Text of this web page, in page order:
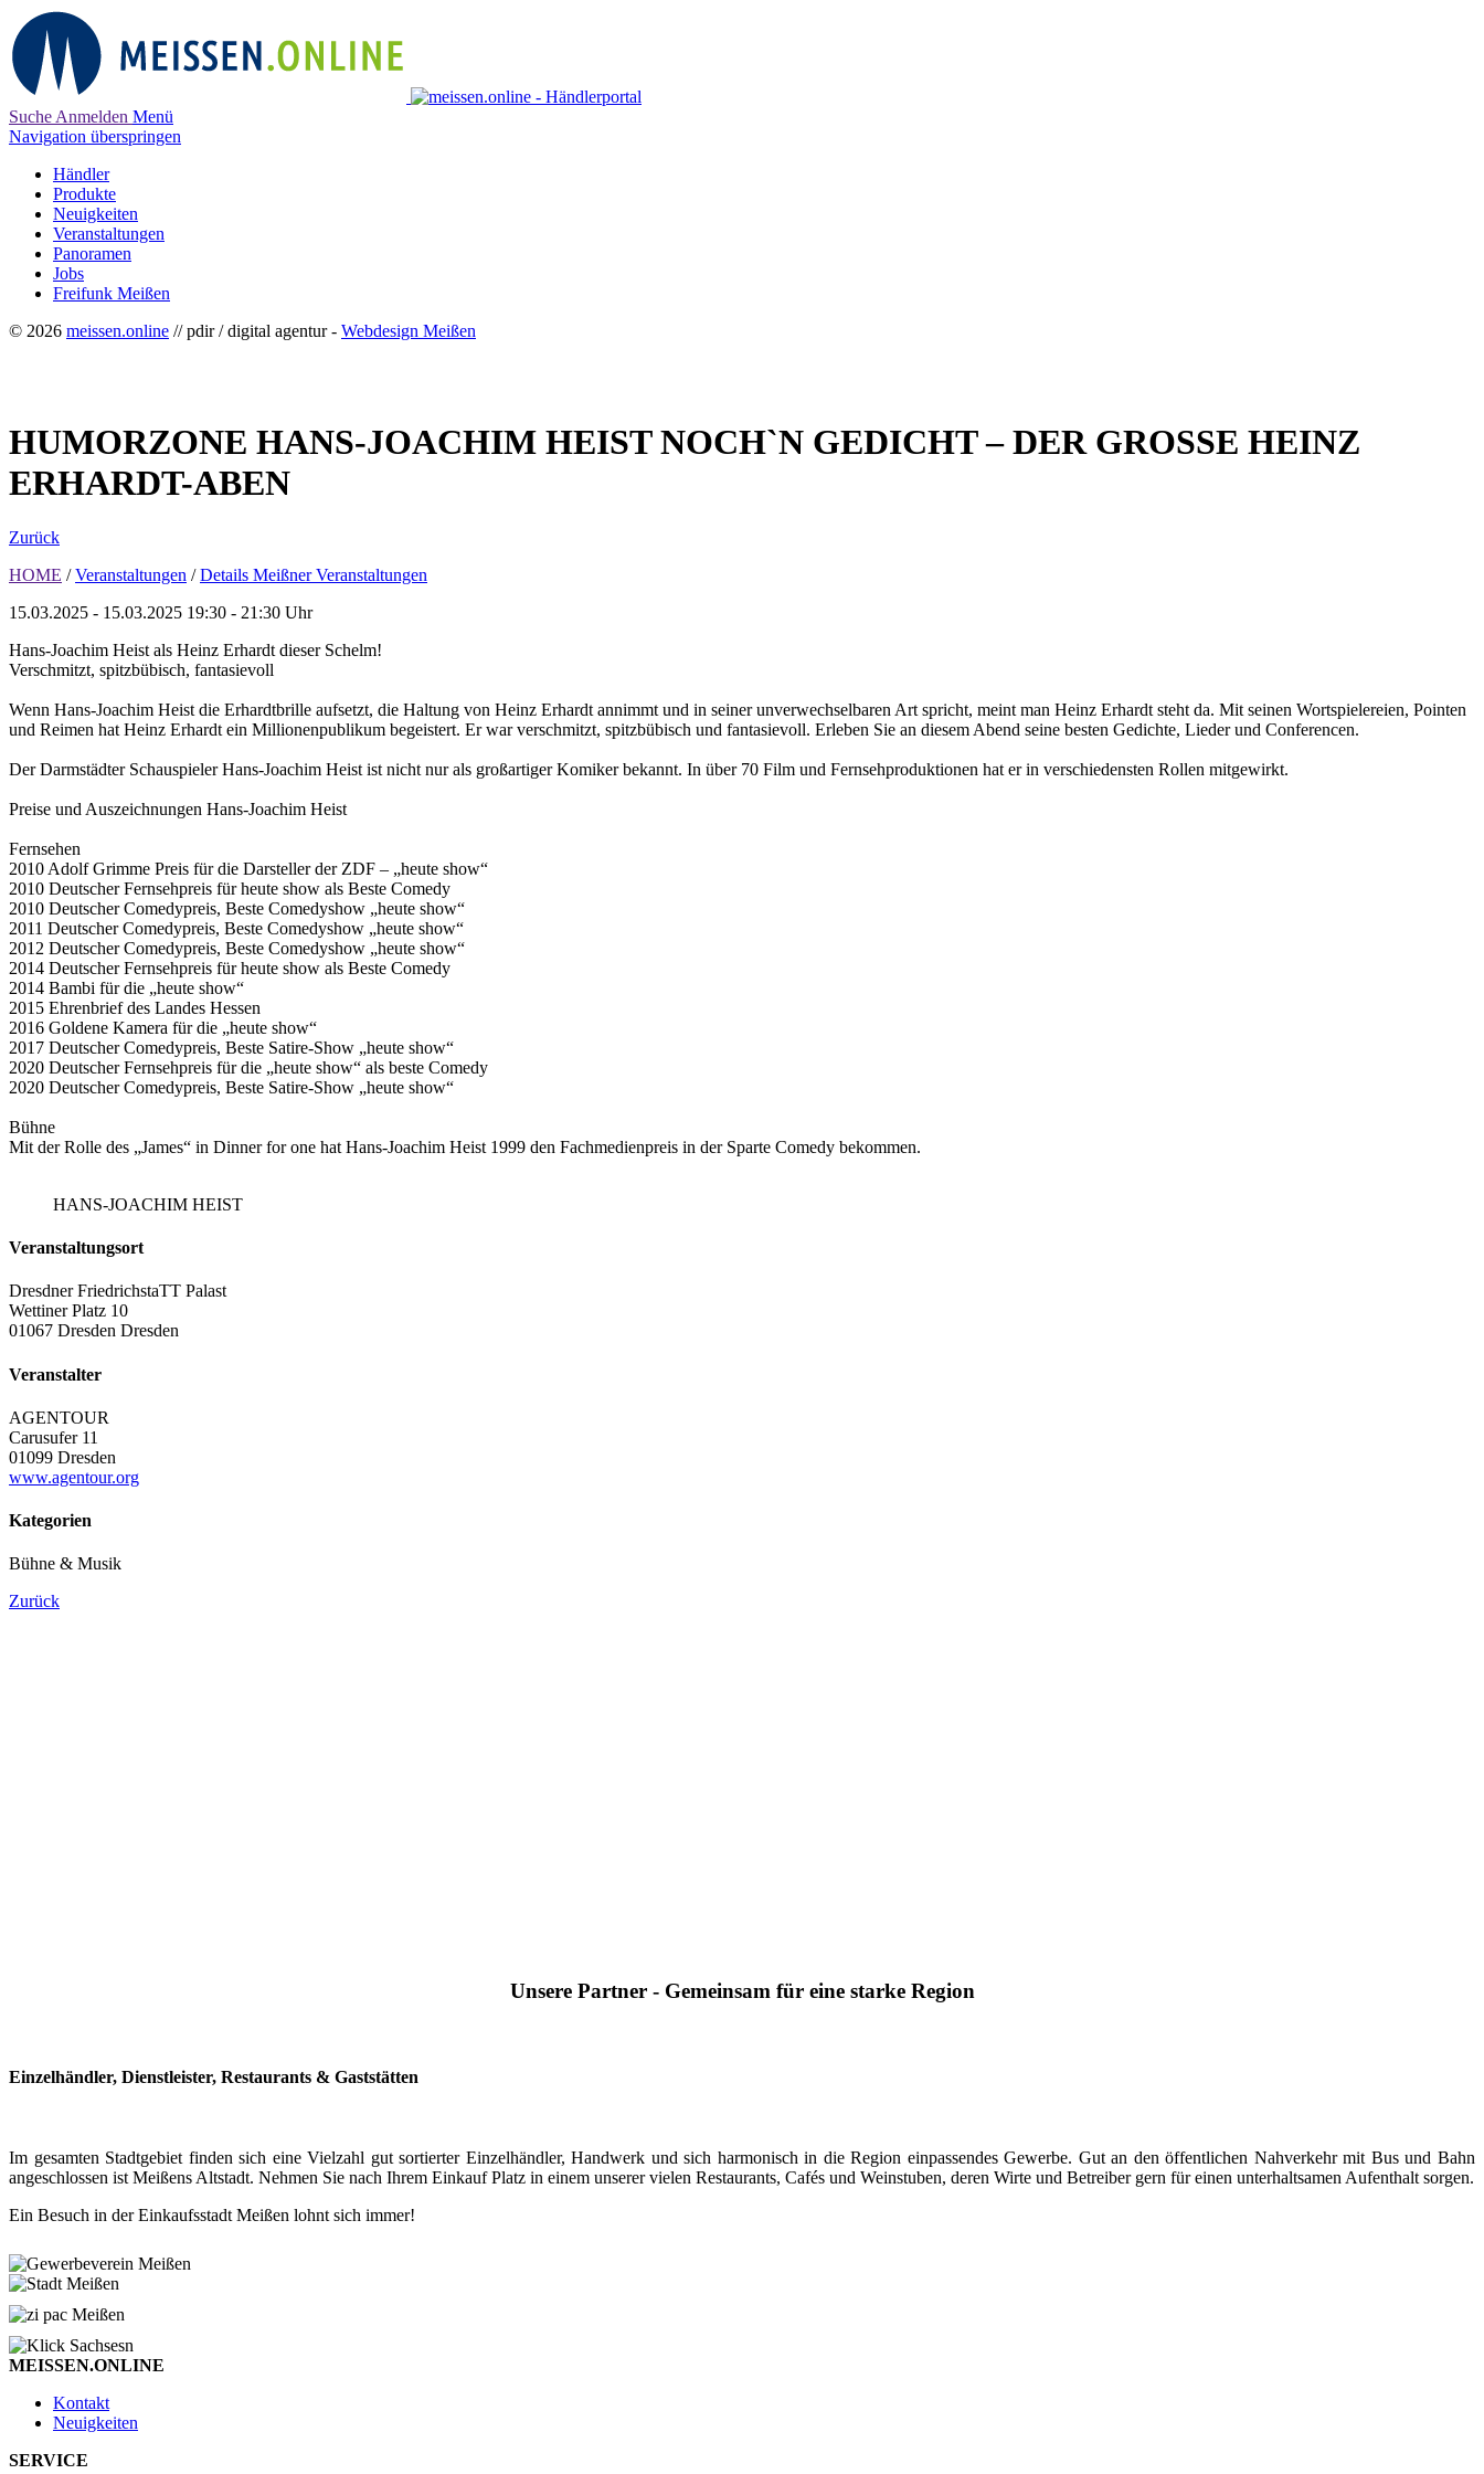
Suche Anmelden Menü
Navigation überspringen
Händler
Produkte
Neuigkeiten
Veranstaltungen
Panoramen
Jobs
Freifunk Meißen
© 2026 meissen.online // pdir / digital agentur - Webdesign Meißen
HUMORZONE HANS-JOACHIM HEIST NOCH`N GEDICHT – DER GROSSE HEINZ
ERHARDT-ABEN
Zurück
HOME / Veranstaltungen / Details Meißner Veranstaltungen
15.03.2025 - 15.03.2025 19:30 - 21:30 Uhr
Hans-Joachim Heist als Heinz Erhardt dieser Schelm!
Verschmitzt, spitzbübisch, fantasievoll
Wenn Hans-Joachim Heist die Erhardtbrille aufsetzt, die Haltung von Heinz Erhardt annimmt und in seiner unverwechselbaren Art spricht, meint man Heinz Erhardt steht da. Mit seinen Wortspielereien, Pointen
und Reimen hat Heinz Erhardt ein Millionenpublikum begeistert. Er war verschmitzt, spitzbübisch und fantasievoll. Erleben Sie an diesem Abend seine besten Gedichte, Lieder und Conferencen.
Der Darmstädter Schauspieler Hans-Joachim Heist ist nicht nur als großartiger Komiker bekannt. In über 70 Film und Fernsehproduktionen hat er in verschiedensten Rollen mitgewirkt.
Preise und Auszeichnungen Hans-Joachim Heist
Fernsehen
2010 Adolf Grimme Preis für die Darsteller der ZDF – „heute show“
2010 Deutscher Fernsehpreis für heute show als Beste Comedy
2010 Deutscher Comedypreis, Beste Comedyshow „heute show“
2011 Deutscher Comedypreis, Beste Comedyshow „heute show“
2012 Deutscher Comedypreis, Beste Comedyshow „heute show“
2014 Deutscher Fernsehpreis für heute show als Beste Comedy
2014 Bambi für die „heute show“
2015 Ehrenbrief des Landes Hessen
2016 Goldene Kamera für die „heute show“
2017 Deutscher Comedypreis, Beste Satire-Show „heute show“
2020 Deutscher Fernsehpreis für die „heute show“ als beste Comedy
2020 Deutscher Comedypreis, Beste Satire-Show „heute show“
Bühne
Mit der Rolle des „James“ in Dinner for one hat Hans-Joachim Heist 1999 den Fachmedienpreis in der Sparte Comedy bekommen.
HANS-JOACHIM HEIST
Veranstaltungsort
Dresdner FriedrichstaTT Palast
Wettiner Platz 10
01067 Dresden Dresden
Veranstalter
AGENTOUR
Carusufer 11
01099 Dresden
www.agentour.org
Kategorien
Bühne & Musik
Zurück
Unsere Partner - Gemeinsam für eine starke Region
Einzelhändler, Dienstleister, Restaurants & Gaststätten
Im gesamten Stadtgebiet finden sich eine Vielzahl gut sortierter Einzelhändler, Handwerk und sich harmonisch in die Region einpassendes Gewerbe. Gut an den öffentlichen Nahverkehr mit Bus und Bahn
angeschlossen ist Meißens Altstadt. Nehmen Sie nach Ihrem Einkauf Platz in einem unserer vielen Restaurants, Cafés und Weinstuben, deren Wirte und Betreiber gern für einen unterhaltsamen Aufenthalt sorgen.
Ein Besuch in der Einkaufsstadt Meißen lohnt sich immer!
MEISSEN.ONLINE
Kontakt
Neuigkeiten
SERVICE